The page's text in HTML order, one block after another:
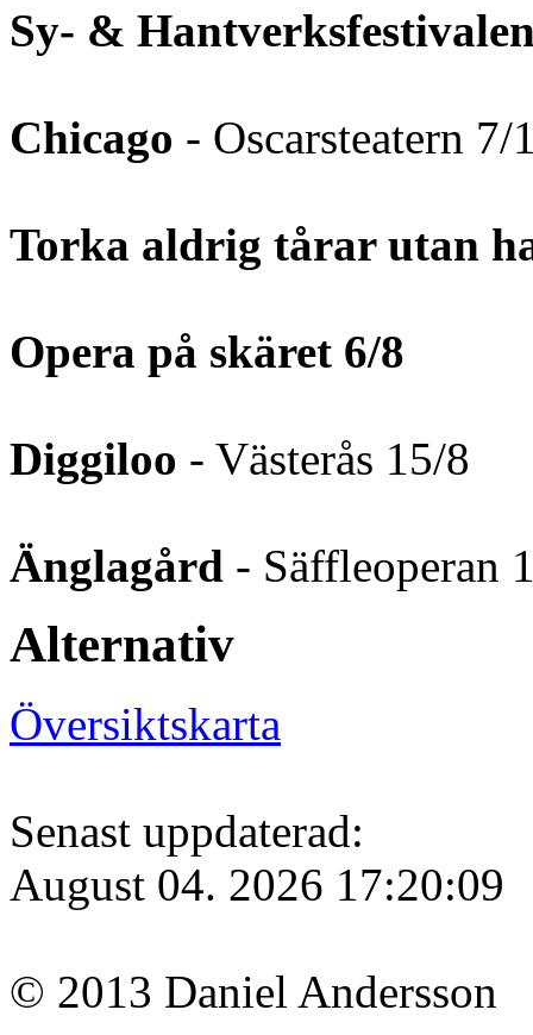
Sy- &
Chicago - Oscarsteatern 7/
Torka aldrig tårar utan
Opera på skäret 6/8
Diggiloo - Västerås 15/8
Änglagård - Säffleoperan
Alternativ
Översiktskarta
Senast uppdaterad:
August 04. 2026 17:20:09
© 2013 Daniel Andersson